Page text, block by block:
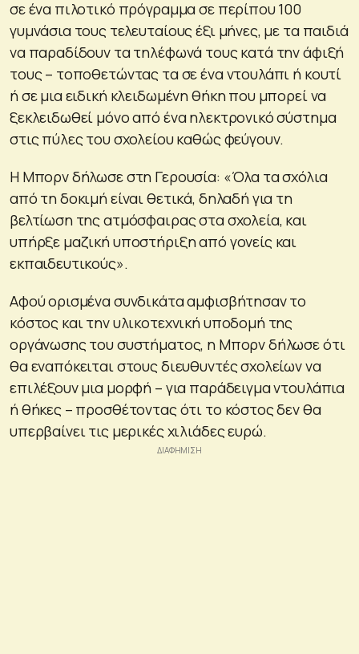
σε ένα πιλοτικό πρόγραμμα σε περίπου 100
γυμνάσια τους τελευταίους έξι μήνες, με τα παιδιά
να παραδίδουν τα τηλέφωνά τους κατά την άφιξή
τους – τοποθετώντας τα σε ένα ντουλάπι ή κουτί
ή σε μια ειδική κλειδωμένη θήκη που μπορεί να
ξεκλειδωθεί μόνο από ένα ηλεκτρονικό σύστημα
στις πύλες του σχολείου καθώς φεύγουν.
Η Μπορν δήλωσε στη Γερουσία: «Όλα τα σχόλια
από τη δοκιμή είναι θετικά, δηλαδή για τη
βελτίωση της ατμόσφαιρας στα σχολεία, και
υπήρξε μαζική υποστήριξη από γονείς και
εκπαιδευτικούς».
Αφού ορισμένα συνδικάτα αμφισβήτησαν το
κόστος και την υλικοτεχνική υποδομή της
οργάνωσης του συστήματος, η Μπορν δήλωσε ότι
θα εναπόκειται στους διευθυντές σχολείων να
επιλέξουν μια μορφή – για παράδειγμα ντουλάπια
ή θήκες – προσθέτοντας ότι το κόστος δεν θα
υπερβαίνει τις μερικές χιλιάδες ευρώ.